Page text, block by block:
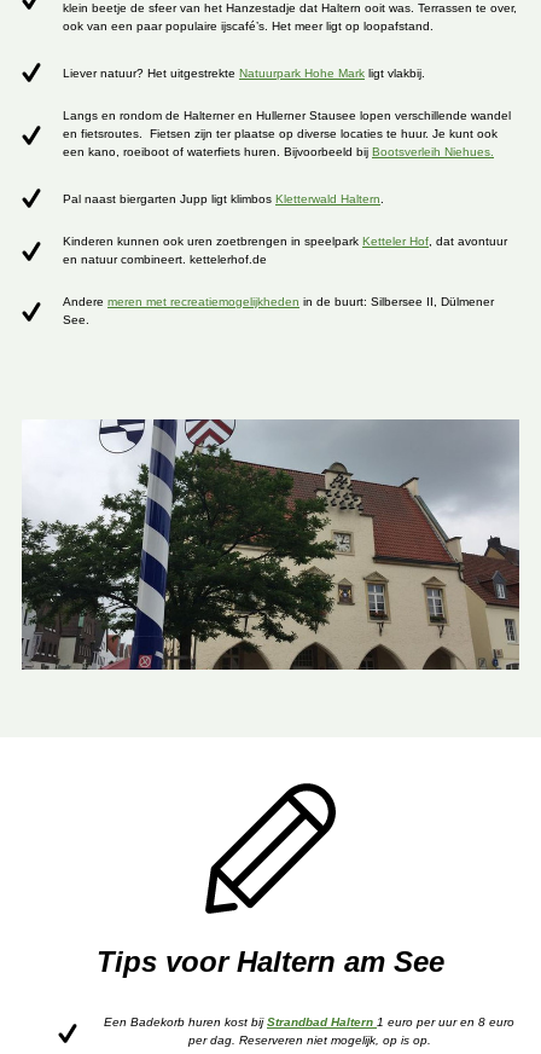
klein beetje de sfeer van het Hanzestadje dat Haltern ooit was. Terrassen te over,
ook van een paar populaire ijscafé’s. Het meer ligt op loopafstand.
Liever natuur? Het uitgestrekte Natuurpark Hohe Mark ligt vlakbij.
Langs en rondom de Halterner en Hullerner Stausee lopen verschillende wandel
en fietsroutes. Fietsen zijn ter plaatse op diverse locaties te huur. Je kunt ook
een kano, roeiboot of waterfiets huren. Bijvoorbeeld bij Bootsverleih Niehues.
Pal naast biergarten Jupp ligt klimbos Kletterwald Haltern.
Kinderen kunnen ook uren zoetbrengen in speelpark Ketteler Hof, dat avontuur
en natuur combineert. kettelerhof.de
Andere meren met recreatiemogelijkheden in de buurt: Silbersee II, Dülmener
See.
Tips voor Haltern am See
Een Badekorb huren kost bijStrandbad Haltern 1 euro per uur en 8 euro
per dag. Reserveren niet mogelijk, op is op.